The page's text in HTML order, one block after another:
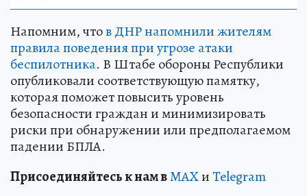
Напомним, чтов ДНР напомнили жителям
правила поведения при угрозе атаки
беспилотника. В Штабе обороны Республики
опубликовали соответствующую памятку,
которая поможет повысить уровень
безопасности граждан и минимизировать
риски при обнаружении или предполагаемом
падении БПЛА.
Присоединяйтесь к нам вMAXиTelegram